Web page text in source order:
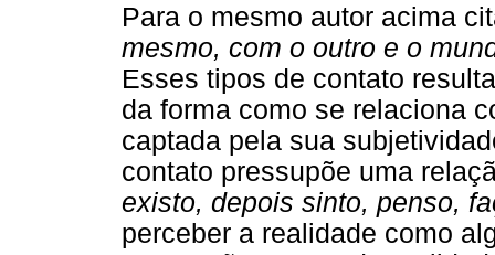
Para o mesmo autor acima
mesmo, com o outro e o
Esses tipos de contato
da forma como se relaciona
captada pela sua
contato pressupõe uma
existo, depois sinto, penso,
perceber a realidade como